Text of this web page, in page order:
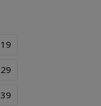
19
29
39